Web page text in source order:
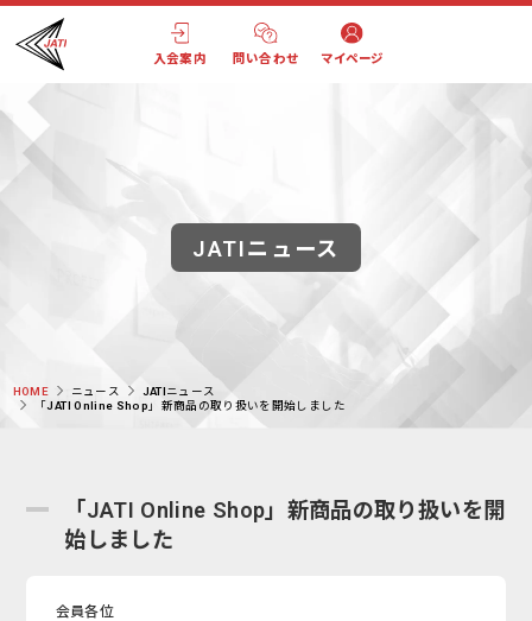
入会案内 問い合わせ マイページ
JATIニュース
HOME ニュース
JATIニュース
「JATI Online Shop」新商品の取り扱いを開始しました
「JATI Online Shop」新商品の取り扱いを開
始しました
会員各位